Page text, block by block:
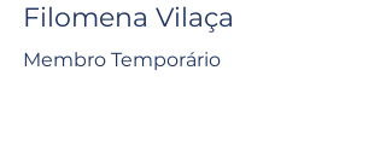
Filomena Vilaça
Membro Temporário